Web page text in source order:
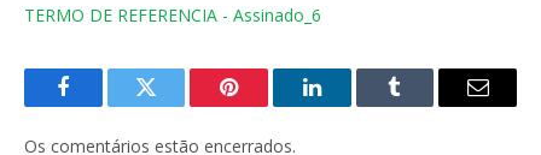
TERMO DE REFERENCIA - Assinado_6
FacebookTwitter Pinterest LinkedInTumblr
E-
Os comentários estão encerrados.